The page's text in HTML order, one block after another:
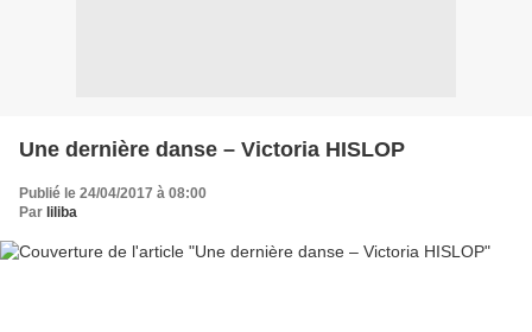
Une dernière danse – Victoria HISLOP
Publié le 24/04/2017 à 08:00
Par liliba